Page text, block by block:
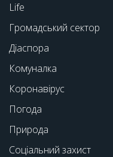
Life
Громадський сектор
Діаспора
Комуналка
Коронавірус
Погода
Природа
Соціальний захист